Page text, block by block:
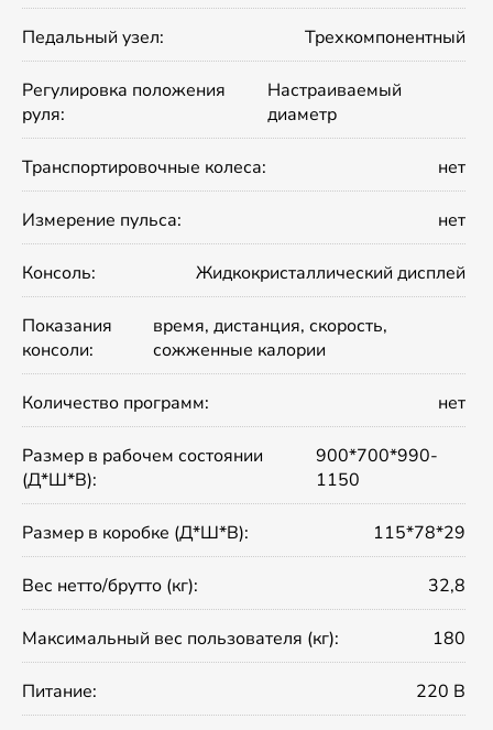
Педальный узел: Трехкомпонентный
Регулировка положения
руля:
Настраиваемый
диаметр
Транспортировочные колеса: нет
Измерение пульса: нет
Консоль: Жидкокристаллический дисплей
Показания
консоли:
время, дистанция, скорость,
сожженные калории
Количество программ: нет
Размер в рабочем состоянии
(Д*Ш*В):
900*700*990-
1150
Размер в коробке (Д*Ш*В): 115*78*29
Вес нетто/брутто (кг): 32,8
Максимальный вес пользователя (кг): 180
Питание: 220 В